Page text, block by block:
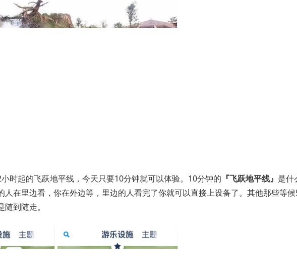
时起的飞跃地平线，今天只要10分钟就可以体验。10分钟的 『飞跃地平线』 是什
人在里边看，你在外边等，里边的人看完了你就可以直接上设备了。其他那些等
到随走。